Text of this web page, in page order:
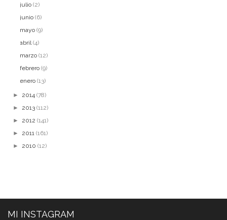
julio(2)
junio(6)
mayo(9)
abril(4)
marzo(12)
febrero(9)
enero(13)
► 2014 (78)
► 2013 (112)
► 2012 (141)
► 2011 (161)
► 2010 (12)
MI INSTAGRAM